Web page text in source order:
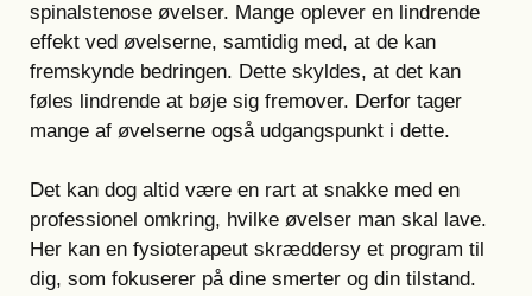
spinalstenose øvelser. Mange oplever en lindrende
effekt ved øvelserne, samtidig med, at de kan
fremskynde bedringen. Dette skyldes, at det kan
føles lindrende at bøje sig fremover. Derfor tager
mange af øvelserne også udgangspunkt i dette.
Det kan dog altid være en rart at snakke med en
professionel omkring, hvilke øvelser man skal lave.
Her kan en fysioterapeut skræddersy et program til
dig, som fokuserer på dine smerter og din tilstand.